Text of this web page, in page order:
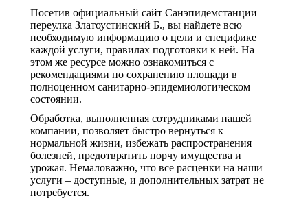
Посетив официальный сайт Санэпидемстанции
переулка Златоустинский Б., вы найдете всю
необходимую информацию о цели и специфике
каждой услуги, правилах подготовки к ней. На
этом же ресурсе можно ознакомиться с
рекомендациями по сохранению площади в
полноценном санитарно-эпидемиологическом
состоянии.
Обработка, выполненная сотрудниками нашей
компании, позволяет быстро вернуться к
нормальной жизни, избежать распространения
болезней, предотвратить порчу имущества и
урожая. Немаловажно, что все расценки на наши
услуги – доступные, и дополнительных затрат не
потребуется.